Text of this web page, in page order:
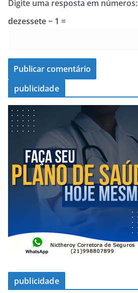
Digite uma resposta em números:
dezessete − 1 =
publicidade
publicidade